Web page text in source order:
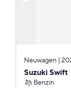
Neuwagen |
Suzuki Swift
Benzin